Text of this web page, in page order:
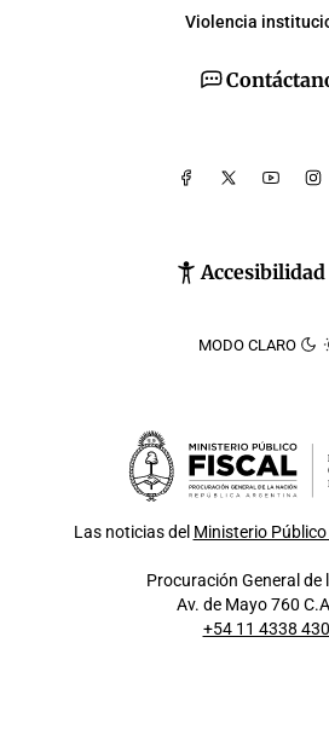
MODO CLARO
Violencia
Las noticias del Ministerio
Procuración General de
Av. de Mayo 760
+54 11 4338